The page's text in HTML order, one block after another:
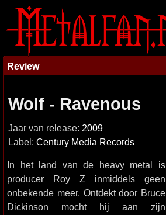
Review
Wolf - Ravenous
Jaar van release: 2009
Label: Century Media Records
In het land van de heavy metal is
producer Roy Z inmiddels geen
onbekende meer. Ontdekt door Bruce
Dickinson mocht hij aan zijn